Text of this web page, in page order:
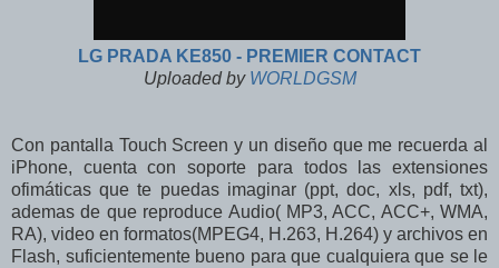
LG PRADA KE850 - PREMIER CONTACT
Uploaded by WORLDGSM
Con pantalla Touch Screen y un diseño que me recuerda al
iPhone, cuenta con soporte para todos las extensiones
ofimáticas que te puedas imaginar (ppt, doc, xls, pdf, txt),
ademas de que reproduce Audio( MP3, ACC, ACC+, WMA,
RA), video en formatos(MPEG4, H.263, H.264) y archivos en
Flash, suficientemente bueno para que cualquiera que se le